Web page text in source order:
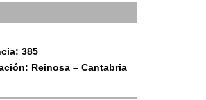
385
Reinosa – Cantabria